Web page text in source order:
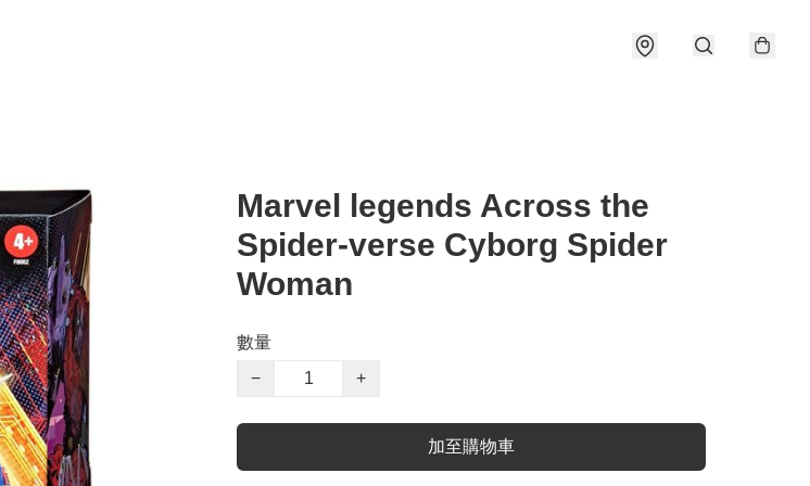
Marvel legends Across the
Spider-verse Cyborg Spider
Woman
數量
−
+
加至購物車